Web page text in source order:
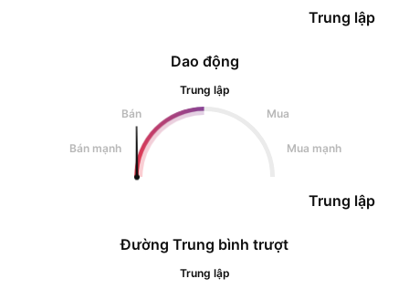
Dao động
Trung lập
Bán
Mua
Bán mạnh Mua mạnh
Trung lập
Trung lập
Đường Trung bình trượt
Trung lập